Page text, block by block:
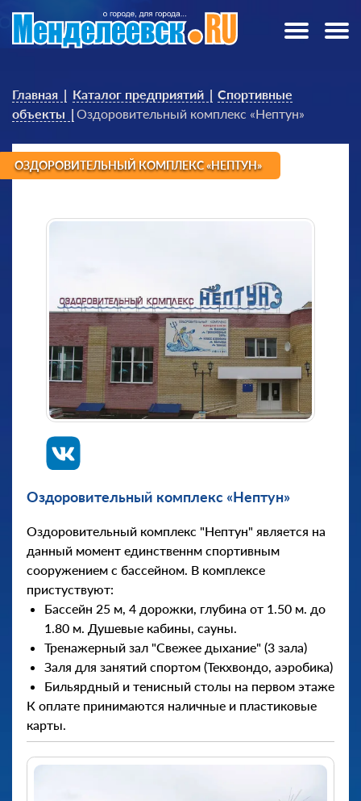
Главная Каталог предприятий
Спортивные
объекты
Оздоровительный комплекс «Нептун»
ОЗДОРОВИТЕЛЬНЫЙ КОМПЛЕКС «НЕПТУН»
Оздоровительный комплекс «Нептун»
Оздоровительный комплекс "Нептун" является на
данный момент единственнм спортивным
сооружением с бассейном. В комплексе
пристуствуют:
Бассейн 25 м, 4 дорожки, глубина от 1.50 м. до
1.80 м. Душевые кабины, сауны.
Тренажерный зал "Свежее дыхание" (3 зала)
Заля для занятий спортом (Текхвондо, аэробика)
Бильярдный и тенисный столы на первом этаже
К оплате принимаются наличные и пластиковые
карты.